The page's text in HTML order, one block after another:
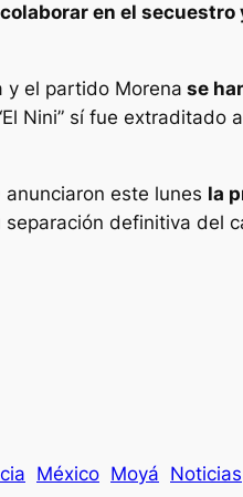
colaborar en el secuestro
y el partido Morena se
Nini” sí fue extraditado
este lunes la
definitiva del
México Moyá Noticias